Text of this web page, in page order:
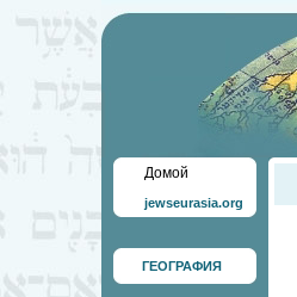
Домой
jewseurasia.org
ГЕОГРАФИЯ